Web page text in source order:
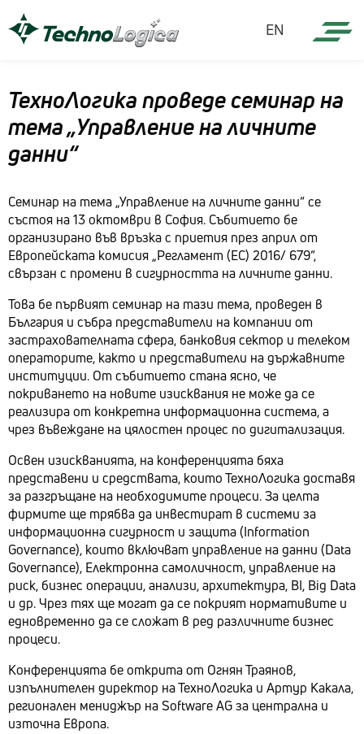
EN
ТехноЛогика проведе семинар на
тема „Управление на личните
данни“
Семинар на тема „Управление на личните данни“ се
състоя на 13 октомври в София. Събитието бе
организирано във връзка с приетия през април от
Европейската комисия „Регламент (ЕС) 2016/ 679“,
свързан с промени в сигурността на личните данни.
Това бе първият семинар на тази тема, проведен в
България и събра представители на компании от
застрахователната сфера, банковия сектор и телеком
операторите, както и представители на държавните
институции. От събитието стана ясно, че
покриването на новите изисквания не може да се
реализира от конкретна информационна система, а
чрез въвеждане на цялостен процес по дигитализация.
Освен изискванията, на конференцията бяха
представени и средствата, които ТехноЛогика доставя
за разгръщане на необходимите процеси. За целта
фирмите ще трябва да инвестират в системи за
информационна сигурност и защита (Information
Governance), които включват управление на данни (Data
Governance), Електронна самоличност, управление на
риск, бизнес операции, анализи, архитектура, BI, Big Data
и др. Чрез тях ще могат да се покрият нормативите и
едновременно да се сложат в ред различните бизнес
процеси.
Конференцията бе открита от Огнян Траянов,
изпълнителен директор на ТехноЛогика и Артур Какала,
регионален мениджър на Software AG за централна и
източна Европа.